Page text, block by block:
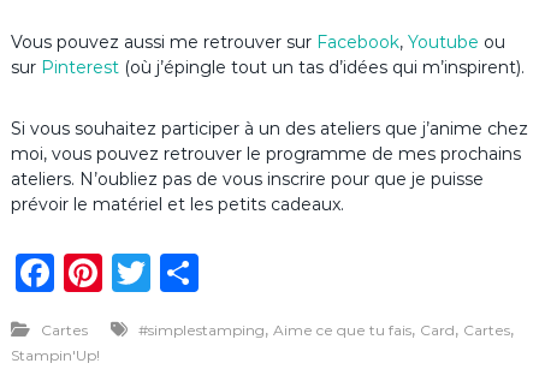
Vous pouvez aussi me retrouver sur Facebook, Youtube ou
sur Pinterest (où j’épingle tout un tas d’idées qui m’inspirent).
Si vous souhaitez participer à un des ateliers que j’anime chez
moi, vous pouvez retrouver le programme de mes prochains
ateliers. N’oubliez pas de vous inscrire pour que je puisse
prévoir le matériel et les petits cadeaux.
F
c
Pi
n
te
T
it
P
ta
Cartes #simplestamping, Aime ce que tu fais, Card, Cartes,
Stampin'Up!